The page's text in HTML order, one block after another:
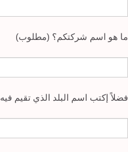
ما هو اسم شركتكم؟ (مطلوب)
فضلاً إكتب اسم البلد الذي تقيم